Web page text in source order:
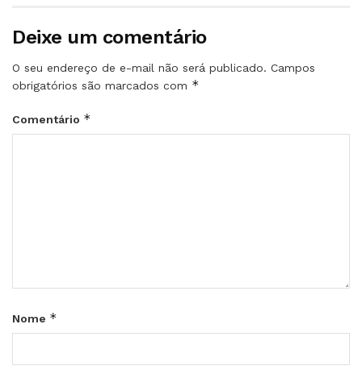
Deixe um comentário
O seu endereço de e-mail não será publicado. Campos
obrigatórios são marcados com *
Comentário *
Nome *